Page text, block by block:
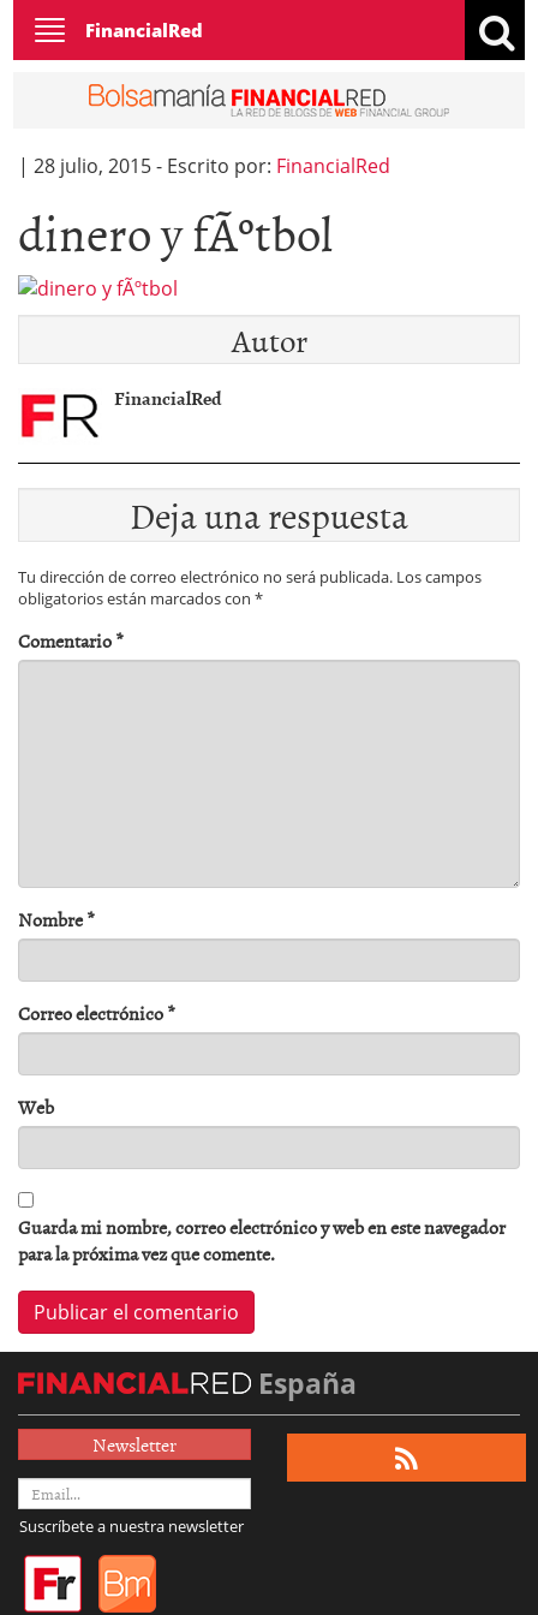
Toggle
navigation
FinancialRed
| 28 julio, 2015- Escrito por: FinancialRed
dinero y fÃºtbol
Autor
FinancialRed
Deja una respuesta
Tu dirección de correo electrónico no será publicada. Los campos
obligatorios están marcados con *
Comentario*
Nombre*
Correo electrónico*
Web
Guarda mi nombre, correo electrónico y web en este navegador
para la próxima vez que comente.
España
Newsletter
Suscríbete a nuestra newsletter